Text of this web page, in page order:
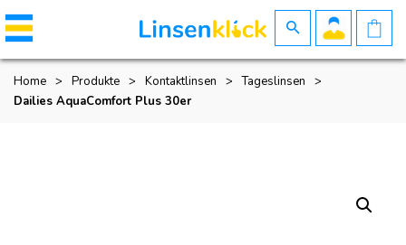
Home > Produkte > Kontaktlinsen > Tageslinsen
>
Dailies AquaComfort Plus 30er